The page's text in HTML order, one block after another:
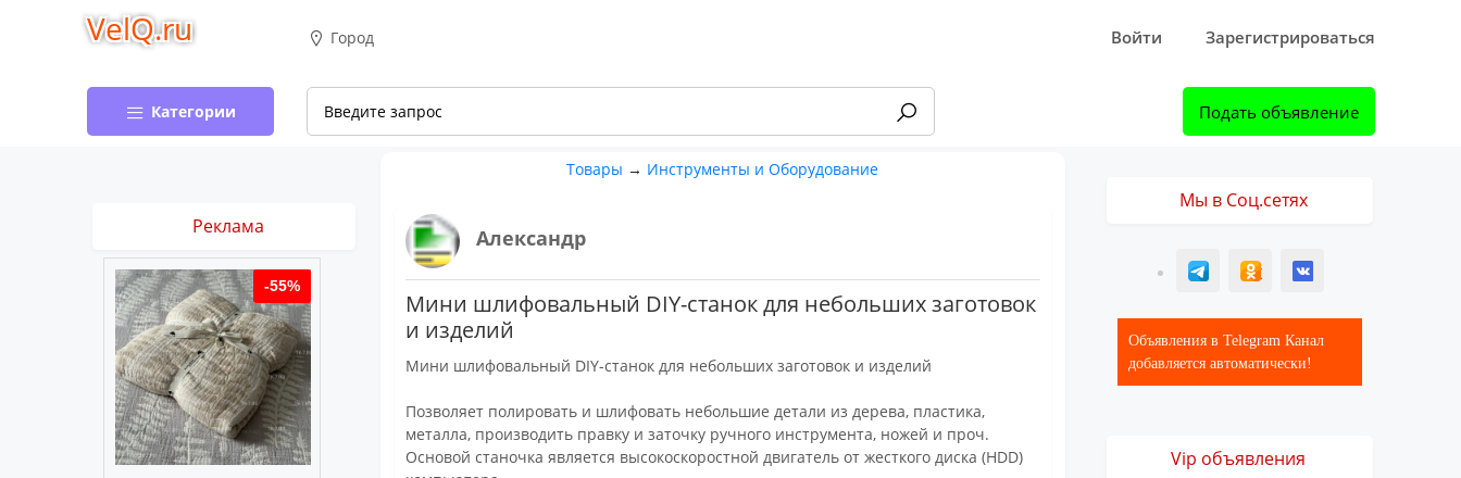
VelQ.ru Город Войти Зарегистрироваться
Категории Подать объявление
Товары → Инструменты и Оборудование
Александр
Мини шлифовальный DIY-станок для небольших заготовок
и изделий
Мини шлифовальный DIY-станок для небольших заготовок и изделий
Позволяет полировать и шлифовать небольшие детали из дерева, пластика,
металла, производить правку и заточку ручного инструмента, ножей и проч.
Основой станочка является высокоскоростной двигатель от жесткого диска (HDD)
Реклама
-55% -55%
Мы в Соц.сетях
T ОК ВК
Объявления в Telegram Канал
добавляется автоматически!
Vip объявления